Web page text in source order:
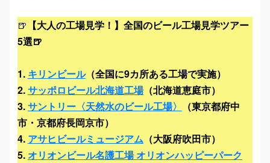
🍺 【大人の工場見学！】全国のビール工場見学ツアー
5選🍺
1. キリンビール（全国に9カ所ある工場で実施）
2.サッポロビール北海道工場（北海道恵庭市）
3.サントリー〈天然水のビール工場〉
（東京都府中
市・京都府長岡京市）
4. アサヒビールミュージアム（大阪府吹田市）
5.オリオンビール名護工場 オリオンハッピーパーク